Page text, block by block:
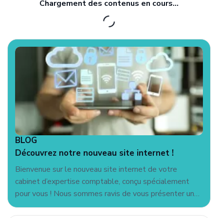
BLOG
Découvrez notre nouveau site internet !
Bienvenue sur le nouveau site internet de votre
cabinet d’expertise comptable, conçu spécialement
pour vous ! Nous sommes ravis de vous présenter un
site moderne et convivial qui facilite l'accès à